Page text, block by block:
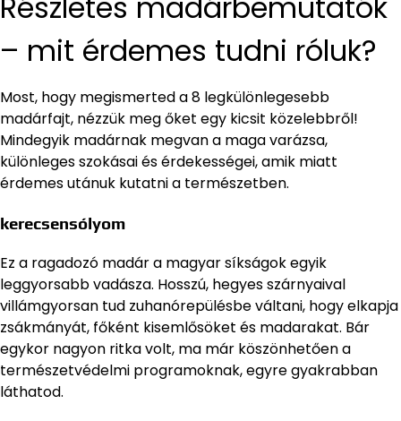
– mit érdemes tudni róluk?
Most, hogy megismerted a 8 legkülönlegesebb
madárfajt, nézzük meg őket egy kicsit közelebbről!
Mindegyik madárnak megvan a maga varázsa,
különleges szokásai és érdekességei, amik miatt
érdemes utánuk kutatni a természetben.
kerecsensólyom
Ez a ragadozó madár a magyar síkságok egyik
leggyorsabb vadásza. Hosszú, hegyes szárnyaival
villámgyorsan tud zuhanórepülésbe váltani, hogy elkapja
zsákmányát, főként kisemlősöket és madarakat. Bár
egykor nagyon ritka volt, ma már köszönhetően a
természetvédelmi programoknak, egyre gyakrabban
láthatod.